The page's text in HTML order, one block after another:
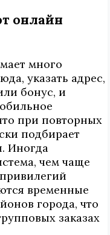
онлайн
много
указать адрес,
бонус, и
при повторных
подбирает
Иногда
чем чаще
временные
города, что
заказах